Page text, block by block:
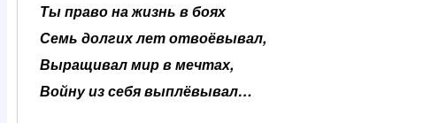
Ты право на жизнь в боях
Семь долгих лет отвоёвывал,
Выращивал мир в мечтах,
Войну из себя выплёвывал…